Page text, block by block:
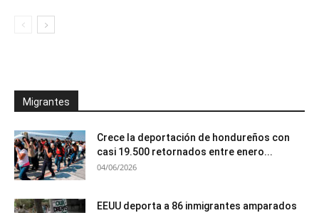
Migrantes
Crece la deportación de hondureños con
casi 19.500 retornados entre enero...
04/06/2026
EEUU deporta a 86 inmigrantes amparados